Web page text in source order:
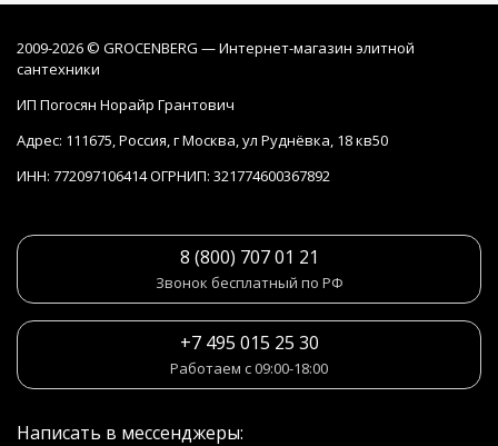
2009-2026 © GROCENBERG — Интернет-магазин элитной
сантехники
ИП Погосян Норайр Грантович
Адрес: 111675, Россия, г Москва, ул Руднёвка, 18 кв50
ИНН: 772097106414 ОГРНИП: 321774600367892
8 (800) 707 01 21
Звонок бесплатный по РФ
+7 495 015 25 30
Работаем с 09:00-18:00
Написать в мессенджеры: